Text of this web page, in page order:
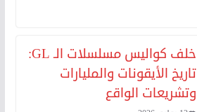
خلف كواليس مسلسلات الـ GL:
تاريخ الأيقونات والمليارات
وتشريعات الواقع